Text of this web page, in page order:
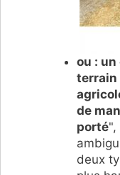
ou :
terrain
de
porté",
deux